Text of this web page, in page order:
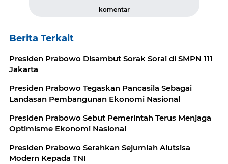
komentar
Berita Terkait
Presiden Prabowo Disambut Sorak Sorai di SMPN 111
Jakarta
Presiden Prabowo Tegaskan Pancasila Sebagai
Landasan Pembangunan Ekonomi Nasional
Presiden Prabowo Sebut Pemerintah Terus Menjaga
Optimisme Ekonomi Nasional
Presiden Prabowo Serahkan Sejumlah Alutsisa
Modern Kepada TNI